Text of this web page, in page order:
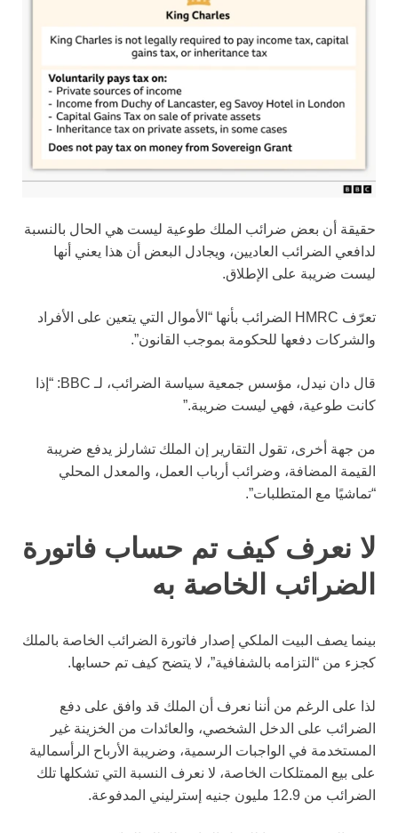
حقيقة أن بعض ضرائب الملك طوعية ليست هي الحال بالنسبة
لدافعي الضرائب العاديين، ويجادل البعض أن هذا يعني أنها
ليست ضريبة على الإطلاق.
تعرّف HMRC الضرائب بأنها “الأموال التي يتعين على الأفراد
والشركات دفعها للحكومة بموجب القانون”.
قال دان نيدل، مؤسس جمعية سياسة الضرائب، لـ BBC: “إذا
كانت طوعية، فهي ليست ضريبة.”
من جهة أخرى، تقول التقارير إن الملك تشارلز يدفع ضريبة
القيمة المضافة، وضرائب أرباب العمل، والمعدل المحلي
“تماشيًا مع المتطلبات”.
لا نعرف كيف تم حساب فاتورة
الضرائب الخاصة به
بينما يصف البيت الملكي إصدار فاتورة الضرائب الخاصة بالملك
كجزء من “التزامه بالشفافية”، لا يتضح كيف تم حسابها.
لذا على الرغم من أننا نعرف أن الملك قد وافق على دفع
الضرائب على الدخل الشخصي، والعائدات من الخزينة غير
المستخدمة في الواجبات الرسمية، وضريبة الأرباح الرأسمالية
على بيع الممتلكات الخاصة، لا نعرف النسبة التي تشكلها تلك
الضرائب من 12.9 مليون جنيه إسترليني المدفوعة.